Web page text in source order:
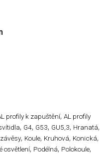
profily k zapuštění, AL profily
, G4, G53, GU5,3, Hranatá,
, Koule, Kruhová, Konická,
osvětlení, Podélná, Polokoule,